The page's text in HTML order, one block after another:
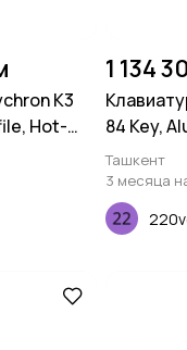
K3
Hot-
LED,
1 134
84 Key,
Hot-
Red
Ташкент
3 месяца